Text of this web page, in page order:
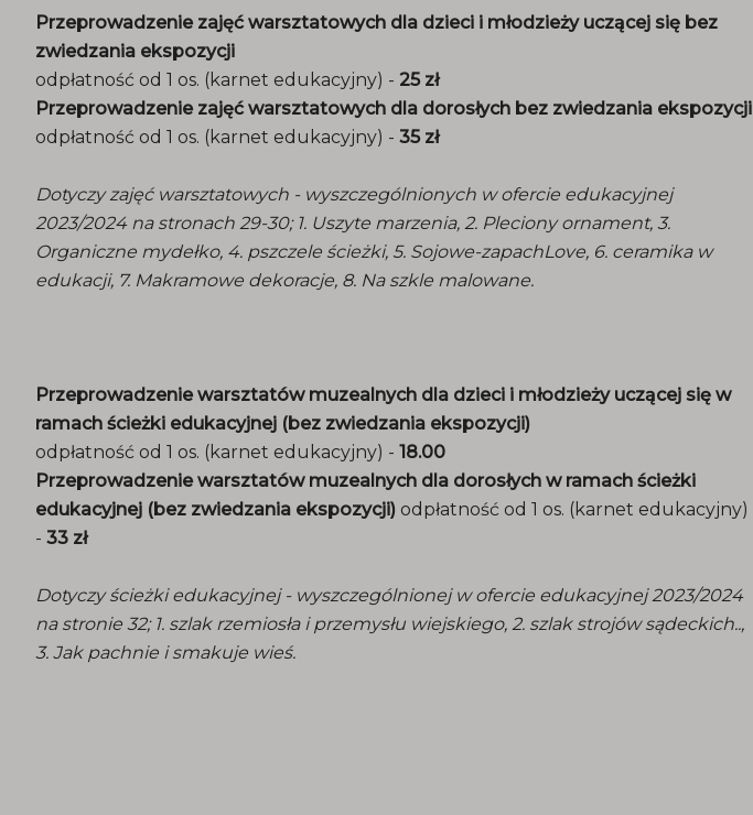
Przeprowadzenie zajęć warsztatowych dla dzieci i młodzieży uczącej się bez
zwiedzania ekspozycji
odpłatność od 1 os. (karnet edukacyjny) - 25 zł
Przeprowadzenie zajęć warsztatowych dla dorosłych bez zwiedzania ekspozycji
odpłatność od 1 os. (karnet edukacyjny) - 35 zł
Dotyczy zajęć warsztatowych - wyszczególnionych w ofercie edukacyjnej
2023/2024 na stronach 29-30; 1. Uszyte marzenia, 2. Pleciony ornament, 3.
Organiczne mydełko, 4. pszczele ścieżki, 5. Sojowe-zapachLove, 6. ceramika w
edukacji, 7. Makramowe dekoracje, 8. Na szkle malowane.
Przeprowadzenie warsztatów muzealnych dla dzieci i młodzieży uczącej się w
ramach ścieżki edukacyjnej (bez zwiedzania ekspozycji)
odpłatność od 1 os. (karnet edukacyjny) - 18.00
Przeprowadzenie warsztatów muzealnych dla dorosłych w ramach ścieżki
edukacyjnej (bez zwiedzania ekspozycji) odpłatność od 1 os. (karnet edukacyjny)
- 33 zł
Dotyczy ścieżki edukacyjnej - wyszczególnionej w ofercie edukacyjnej 2023/2024
na stronie 32; 1. szlak rzemiosła i przemysłu wiejskiego, 2. szlak strojów sądeckich..,
3. Jak pachnie i smakuje wieś.